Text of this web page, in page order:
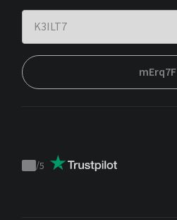
mErq7F
Trustpilot
/5